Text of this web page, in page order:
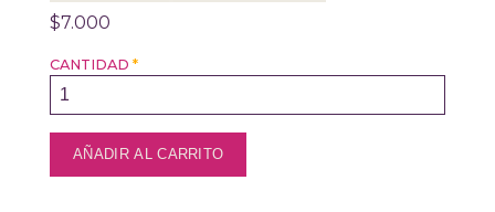
$7.000
CANTIDAD *